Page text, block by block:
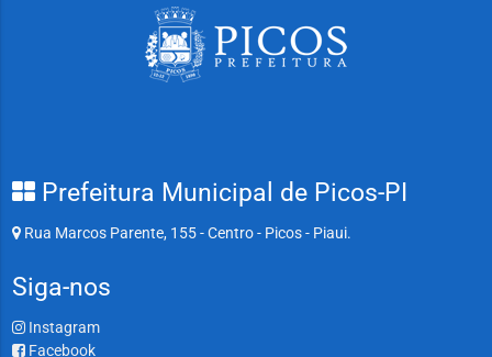
Prefeitura Municipal de Picos-PI
Rua Marcos Parente, 155 - Centro - Picos - Piaui.
Siga-nos
Instagram
Facebook